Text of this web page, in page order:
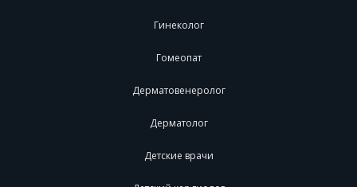
Гинеколог
Гомеопат
Дерматовенеролог
Дерматолог
Детские врачи